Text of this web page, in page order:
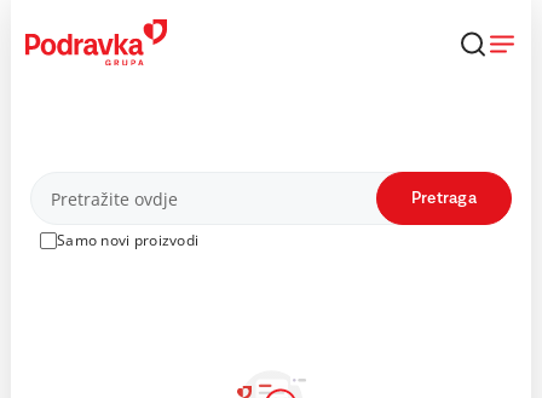
content
Proizvodi
Samo novi proizvodi
Pretraga